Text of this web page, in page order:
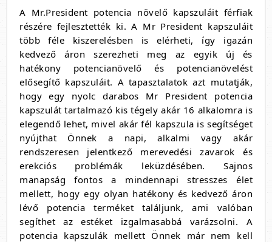
A Mr.President potencia növelő kapszuláit férfiak
részére fejlesztették ki. A Mr President kapszuláit
több féle kiszerelésben is elérheti, így igazán
kedvező áron szerezheti meg az egyik új és
hatékony potencianövelő és potencianövelést
elősegítő kapszuláit. A tapasztalatok azt mutatják,
hogy egy nyolc darabos Mr President potencia
kapszulát tartalmazó kis tégely akár 16 alkalomra is
elegendő lehet, mivel akár fél kapszula is segítséget
nyújthat Önnek a napi, alkalmi vagy akár
rendszeresen jelentkező merevedési zavarok és
erekciós problémák leküzdésében. Sajnos
manapság fontos a mindennapi stresszes élet
mellett, hogy egy olyan hatékony és kedvező áron
lévő potencia terméket találjunk, ami valóban
segíthet az estéket izgalmasabbá varázsolni. A
potencia kapszulák mellett Önnek már nem kell